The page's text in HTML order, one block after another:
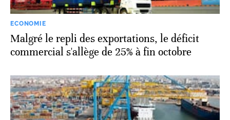
ECONOMIE
Malgré le repli des exportations, le déficit
commercial s'allège de 25% à fin octobre